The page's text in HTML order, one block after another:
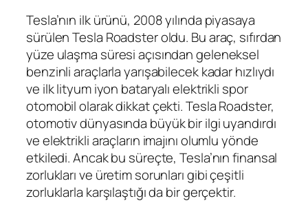
Tesla’nın ilk ürünü, 2008 yılında piyasaya
sürülen Tesla Roadster oldu. Bu araç, sıfırdan
yüze ulaşma süresi açısından geleneksel
benzinli araçlarla yarışabilecek kadar hızlıydı
ve ilk lityum iyon bataryalı elektrikli spor
otomobil olarak dikkat çekti. Tesla Roadster,
otomotiv dünyasında büyük bir ilgi uyandırdı
ve elektrikli araçların imajını olumlu yönde
etkiledi. Ancak bu süreçte, Tesla’nın finansal
zorlukları ve üretim sorunları gibi çeşitli
zorluklarla karşılaştığı da bir gerçektir.